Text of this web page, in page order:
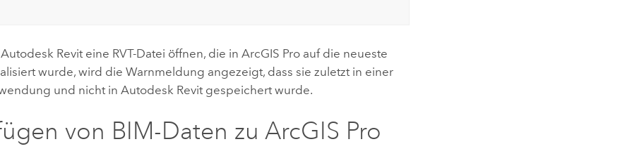
Autodesk Revit eine RVT-Datei öffnen, die inArcGIS Pro auf die neueste
wurde, wird die Warnmeldung angezeigt, dass sie zuletzt in einer
und nicht inAutodesk Revit gespeichert wurde.
von BIM-Daten zuArcGIS Pro